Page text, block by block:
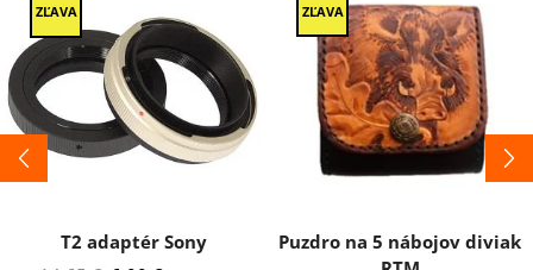
ZĽAVA
T2 adaptér Sony
ZĽAVA
Puzdro na 5 nábojov diviak